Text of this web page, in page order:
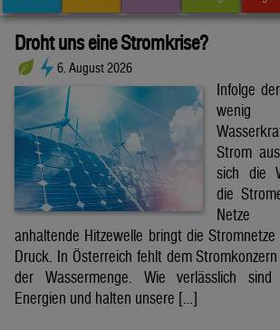
Droht uns eine Stromkrise?
6. August 2026
Infolge
Strom
sich die
die
Netze
anhaltende Hitzewelle bringt die
Druck. In Österreich fehlt dem
der Wassermenge. Wie verlässlich sind
Energien und halten unsere […]